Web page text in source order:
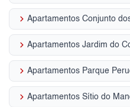
keyboard_arrow_right Apartamentos Conjunto
keyboard_arrow_right Apartamentos Jardim do
keyboard_arrow_right Apartamentos Parque
keyboard_arrow_right Apartamentos Sítio do